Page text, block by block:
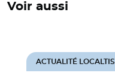
Voir aussi
ACTUALITÉ LOCALTIS